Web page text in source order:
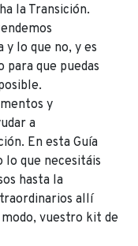
la Transición.
lo que no, y es
que puedas
y
a
En esta Guía
lo que necesitáis
hasta la
allí
vuestro kit de